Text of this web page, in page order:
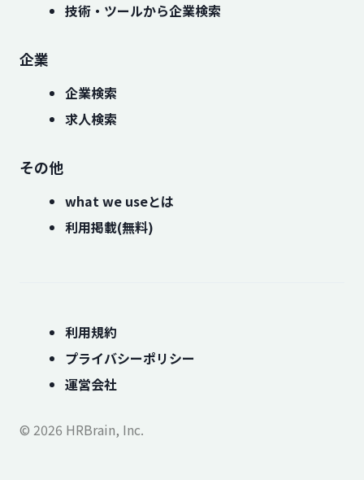
技術・ツールから企業検索
企業
企業検索
求人検索
その他
what we useとは
利用掲載(無料)
利用規約
プライバシーポリシー
運営会社
© 2026 HRBrain, Inc.